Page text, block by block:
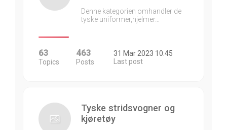
Denne kategorien omhandler de
tyske uniformer,hjelmer…
63
Topics
463
Posts
31 Mar 2023 10:45
Last post
Tyske stridsvogner og
kjøretøy